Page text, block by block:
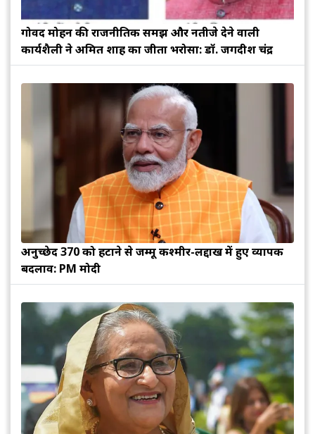
गोविंद मोहन की राजनीतिक समझ और नतीजे देने वाली
कार्यशैली ने अमित शाह का जीता भरोसा: डॉ. जगदीश चंद्र
अनुच्छेद 370 को हटाने से जम्मू कश्मीर-लद्दाख में हुए व्यापक
बदलाव: PM मोदी